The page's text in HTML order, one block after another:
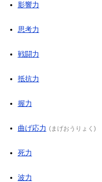
影響力
思考力
戦闘力
抵抗力
握力
曲げ応力 (まげおうりょく )
死力
波力